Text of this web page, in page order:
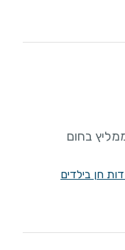
בחום
חן בילדים